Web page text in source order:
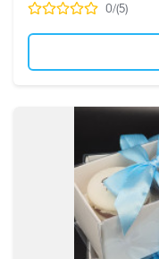
0/(5)